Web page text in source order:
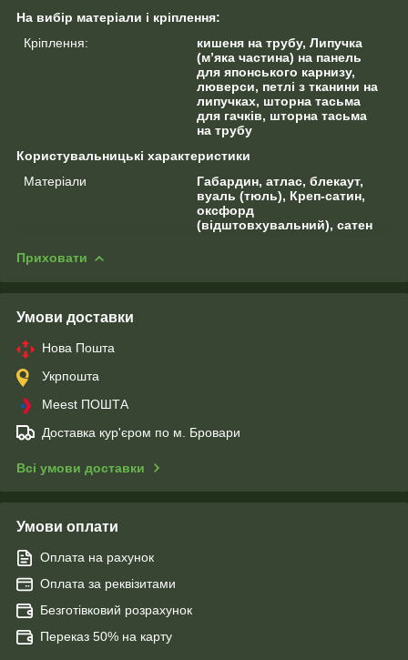
На вибір матеріали і кріплення:
Кріплення:
кишеня на трубу, Липучка
(м’яка частина) на панель
для японського карнизу,
люверси, петлі з тканини на
липучках, шторна тасьма
для гачків, шторна тасьма
на трубу
Користувальницькі характеристики
Матеріали
Габардин, атлас, блекаут,
вуаль (тюль), Креп-сатин,
оксфорд
(відштовхувальний), сатен
Приховати
Умови доставки
Нова Пошта
Укрпошта
Meest ПОШТА
Доставка кур'єром по м. Бровари
Всі умови доставки
Умови оплати
Оплата на рахунок
Оплата за реквізитами
Безготівковий розрахунок
Переказ 50% на карту